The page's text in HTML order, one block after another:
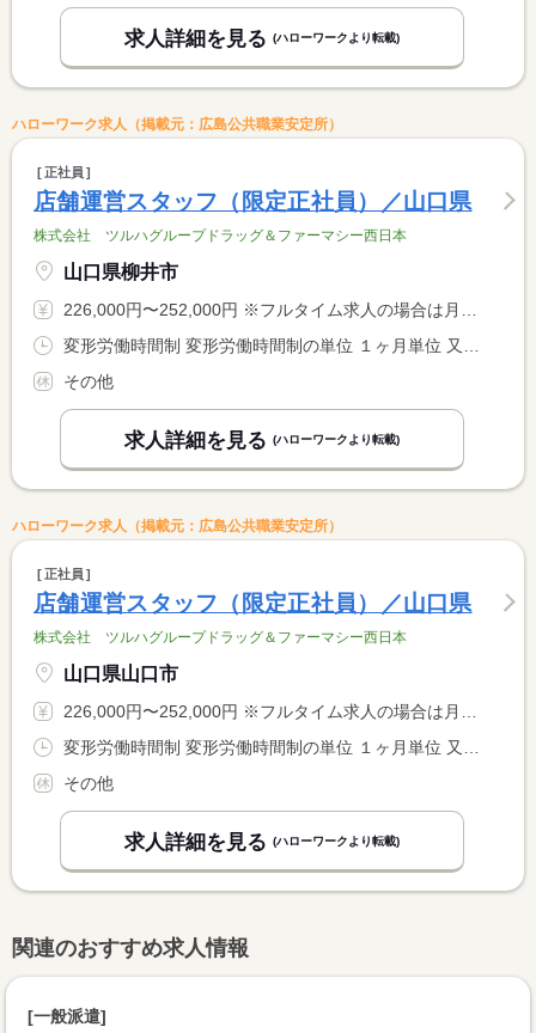
求人詳細を見る (ハローワークより転載)
ハローワーク求人（掲載元：広島公共職業安定所）
正社員
店舗運営スタッフ（限定正社員）／山口県
株式会社 ツルハグループドラッグ＆ファーマシー西日本
山口県柳井市
226,000円〜252,000円 ※フルタイム求人の場合は月額（換算額）、パート求人の場合は時間額を表示しています。
その他
求人詳細を見る (ハローワークより転載)
ハローワーク求人（掲載元：広島公共職業安定所）
正社員
店舗運営スタッフ（限定正社員）／山口県
株式会社 ツルハグループドラッグ＆ファーマシー西日本
山口県山口市
226,000円〜252,000円 ※フルタイム求人の場合は月額（換算額）、パート求人の場合は時間額を表示しています。
その他
求人詳細を見る (ハローワークより転載)
関連のおすすめ求人情報
[一般派遣]